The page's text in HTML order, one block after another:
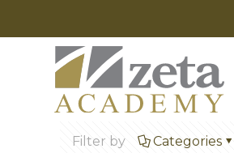
Filter by Categories